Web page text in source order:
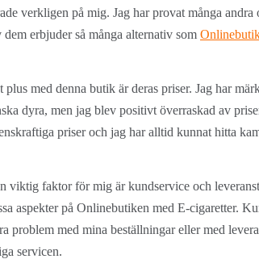
verkligen på mig. Jag har provat många
dem erbjuder så många alternativ som
plus med denna butik är deras priser. Jag har
dyra, men jag blev positivt överraskad av
priser och jag har alltid kunnat hitta
viktig faktor för mig är kundservice och
aspekter på Onlinebutiken med E-cigaretter.
problem med mina beställningar eller med
servicen.